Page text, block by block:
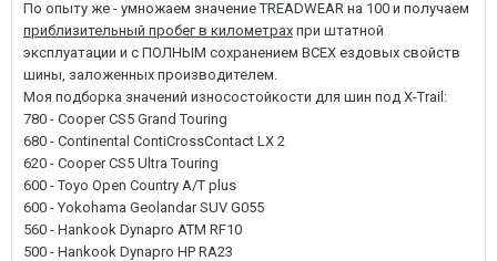
По опыту же - умножаем значение TREADWEAR на 100 и получаем
приблизительный пробег в километрах при штатной
эксплуатации и с ПОЛНЫМ сохранением ВСЕХ ездовых свойств
шины, заложенных производителем.
Моя подборка значений износостойкости для шин под X-Trail:
780 - Cooper CS5 Grand Touring
680 - Continental ContiCrossContact LX 2
620 - Cooper CS5 Ultra Touring
600 - Toyo Open Country A/T plus
600 - Yokohama Geolandar SUV G055
560 - Hankook Dynapro ATM RF10
500 - Hankook Dynapro HP RA23